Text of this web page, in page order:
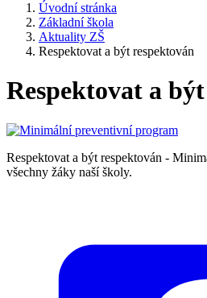
Úvodní stránka
Základní škola
Aktuality ZŠ
Respektovat a být respektován
Respektovat a
Respektovat a být respektován -
všechny žáky naší školy.